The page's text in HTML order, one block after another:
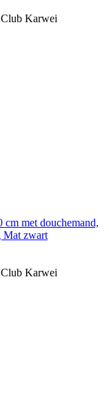
Karwei
met douchemand,
Mat zwart
Karwei